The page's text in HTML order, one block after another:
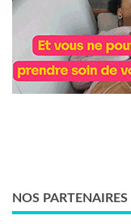
NOS PARTENAIRES